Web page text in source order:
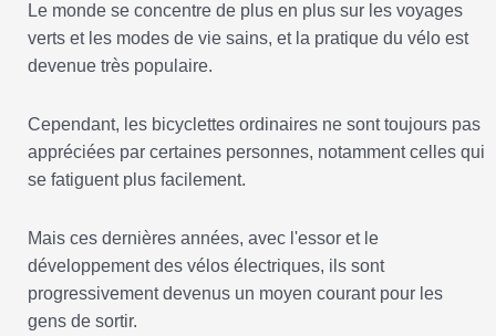
Le monde se concentre de plus en plus sur les voyages
verts et les modes de vie sains, et la pratique du vélo est
devenue très populaire.
Cependant, les bicyclettes ordinaires ne sont toujours pas
appréciées par certaines personnes, notamment celles qui
se fatiguent plus facilement.
Mais ces dernières années, avec l'essor et le
développement des vélos électriques, ils sont
progressivement devenus un moyen courant pour les
gens de sortir.